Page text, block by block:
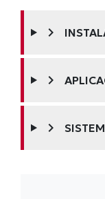
chevron_right
chevron_right
chevron_right